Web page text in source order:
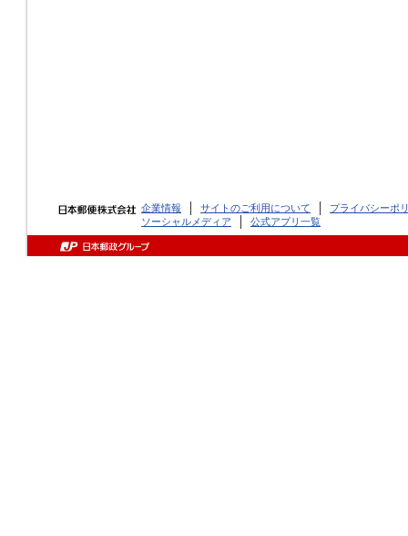
企業情報 サイトのご利用について
プライバシーポ
ソーシャルメディア
公式アプリ一覧